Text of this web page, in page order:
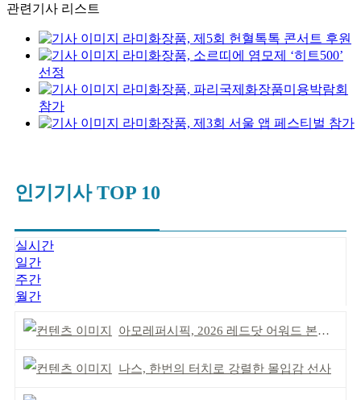
관련기사 리스트
라미화장품, 제5회 헌혈톡톡 콘서트 후원
라미화장품, 소르띠에 염모제 ‘히트500’
선정
라미화장품, 파리국제화장품미용박람회
참가
라미화장품, 제3회 서울 앱 페스티벌 참가
인기기사 TOP 10
실시간
일간
주간
월간
아모레퍼시픽, 2026 레드닷 어워드 본상 2개 수상
나스, 한번의 터치로 강렬한 몰입감 선사